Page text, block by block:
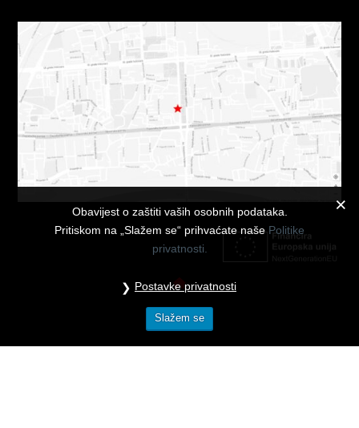
DARUJ POKLON BON
TRGOVINA
Obavijest o zaštiti vaših osobnih podataka.
Pritiskom na „Slažem se“ prihvaćate našePolitike
privatnosti.
Postavke privatnosti
Slažem se